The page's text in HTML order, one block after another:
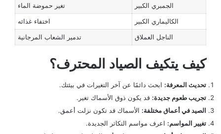
الجمبري الكبير
تغير حموضة الماء
الكاليماري الكبير
اختفاء غذائه
الناجل العملاق
تدمير الشعاب المرجانية
كيف يتكيف الصياد المحترف؟
تحديث المعرفة: ابحث دائمًا عن آخر التغيرات في بيئتك.
تجريب طعوم جديدة: قد يكون ذوق الأسماك تغير.
الصيد في أعماق مختلفة: الأسماك قد تكون نزلت أعمق.
تغيير المواسم: اعرف مواسم التكاثر الجديدة.